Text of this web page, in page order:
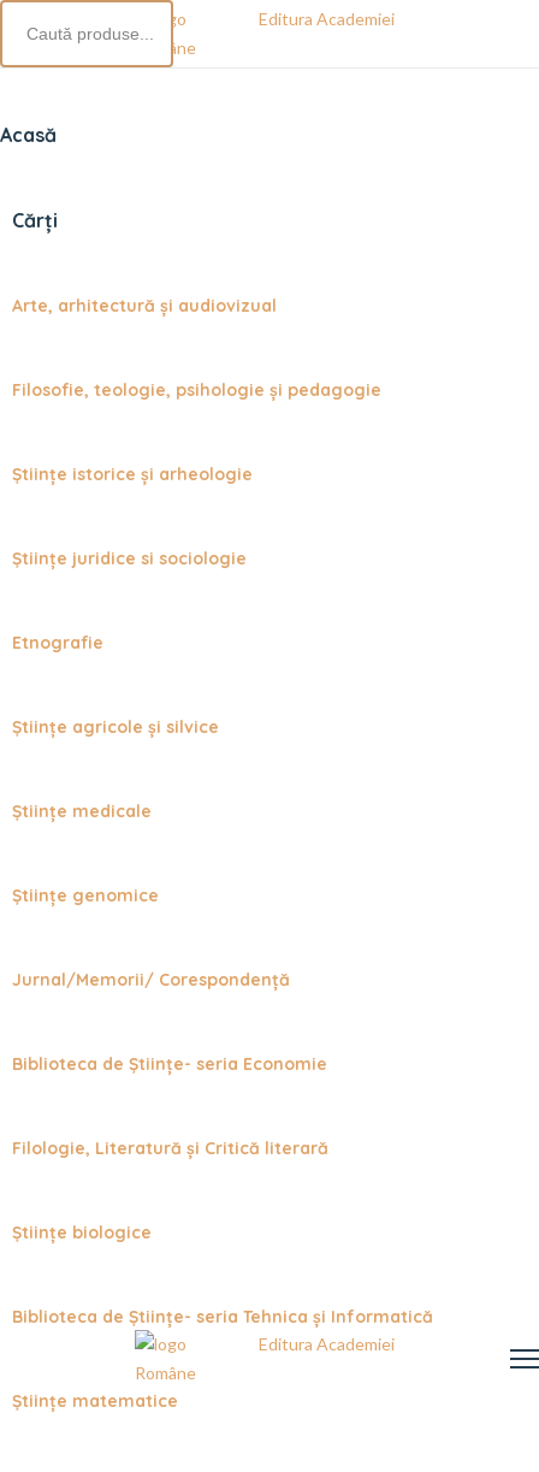
Editura Academiei
Române
Acasă
Cărți
Arte, arhitectură și audiovizual
Filosofie, teologie, psihologie și pedagogie
Științe istorice și arheologie
Științe juridice si sociologie
Etnografie
Științe agricole și silvice
Științe medicale
Științe genomice
Jurnal/Memorii/ Corespondență
Biblioteca de Științe- seria Economie
Filologie, Literatură și Critică literară
Științe biologice
Biblioteca de Științe- seria Tehnica și Informatică
Științe matematice
Editura Academiei
Române